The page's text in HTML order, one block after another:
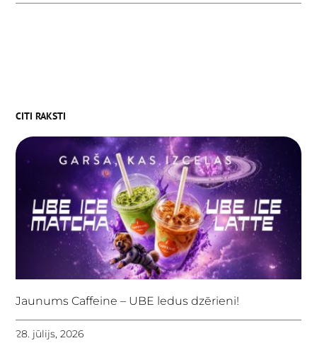
CITI RAKSTI
Jaunums Caffeine – UBE ledus dzērieni!
28. jūlijs, 2026